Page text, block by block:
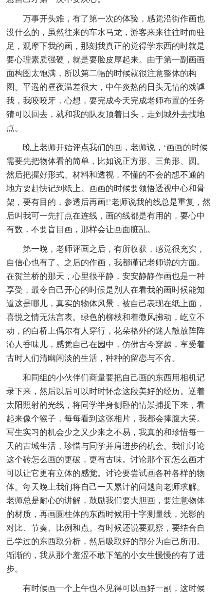
万事开头难，有了第一次的体验，感觉沿街作画也
没什么的，虽然往来的车水马龙，游客来来往往时而驻
足，观摩下我的画，那刻我真正的觉得学东西的时就是
要心理素质强硬，就是要脸皮厚起来。由于第一副画画
面构图太饱满，所以第二幅的时候就很注意整体的构
图。平遥的昼夜温差很大，中午炎热的日头无情的戏谑
我，我咬咬牙，心想，要完成今天完成老师布置的任务
猜可以回去，就和我的队友顶着日头，走到城外去找地
点。
晚上老师开始评点我们的画，老师说，‘画画的时候
需要先把物体看的简单，比如说正方形、三角形、圆。
然后把握好形式、材料和透视，不懂的不会的想不通的
地方要赶快记到纸上。画画的时候要领悟透视中心和骨
架，要有目的，参透后再画!’老师说我的线总是重复，然
后叫我可一先打点在连线，画的线都是有用的，要心中
有数，不要盲目画，那样会让画面脏乱。
第一晚，老师评画之后，有所收获，感觉很充实，
自信心也有了。之后的作画，我都谨记老师说的方面。
在贺兰桥的那天，心里很平静，安安静静作画也是一种
享受，最令自己开心的时候是别人在看我的画时候能知
道这是哪儿，真实的物体风景，被自己表现在纸上面，
喜悦之情无法言表。绿色的柳枝和着微风拂动，屹立不
动，的白桥上偶尔有人穿行，花朵格外的迷人散放阵阵
沁人香味儿，感觉自己在园中，仿佛古今穿越，享受着
古时人们清幽闲淡的生活，种种的留恋与不舍。
和同组的小伙伴们商量要把自己画的东西用相机记
录下来，然后以后可以时时怀念这段美好的经历。逆着
太阳照射的光线，将同学半身侧卧的情景捕捉下来，看
起来像个猴子，每每看到这张相片，我都会捧腹大笑。
写生实习的机会少之又少来之不易，我真的和珍惜每一
天的古城生活，珍惜与同学并肩进步的机会。我们讨论
这个砖怎么画的更破，更有古味。讨论那个瓦怎么画才
可以让它更有立体的感觉。讨论要尝试画各种各样的物
体。每天晚上我们将自己一天累计的问题向老师求解。
老师总是耐心的讲解，鼓励我们要大胆画，要注意物体
的材质，再画圆柱体的东西时候用十字测量线，光影的
对比、节奏、比例和点。有时候还说要观察，要结合自
己学过的东西取分析，然后吸取好的部分为自己所用。
渐渐的，我从那个羞涩不敢下笔的小女生慢慢的有了进
步。
有时候画一个上午也不见得可以画好一副，这时候